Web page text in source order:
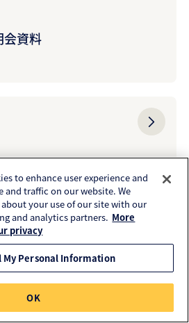
会資料
算短信〔日本基準〕（連
to enhance user experience and
and traffic on our website. We
your use of our site with our
and analytics partners. More
privacy
My Personal Information
OK